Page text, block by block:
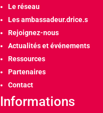
Le réseau
Les ambassadeur.drice.s
Rejoignez-nous
Actualités et événements
Ressources
Partenaires
Contact
Informations